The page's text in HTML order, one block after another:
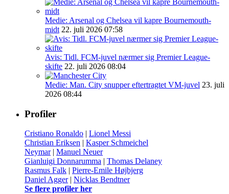
Medie: Arsenal og Chelsea vil kapre Bournemouth-
midt 22. juli 2026 07:58
Avis: Tidl. FCM-juvel nærmer sig Premier League-
skifte 22. juli 2026 08:04
Medie: Man. City snupper eftertragtet VM-juvel 23. juli
2026 08:44
Profiler
Cristiano Ronaldo | Lionel Messi
Christian Eriksen | Kasper Schmeichel
Neymar| Manuel Neuer
Gianluigi Donnarumma | Thomas Delaney
Rasmus Falk | Pierre-Emile Højbjerg
Daniel Agger| Nicklas Bendtner
Se flere profiler her